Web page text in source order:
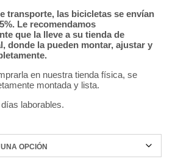
transporte, las bicicletas se envían
Le recomendamos
que la lleve a su tienda de
donde la pueden montar, ajustar y
en nuestra tienda física, se
montada y lista.
laborables.